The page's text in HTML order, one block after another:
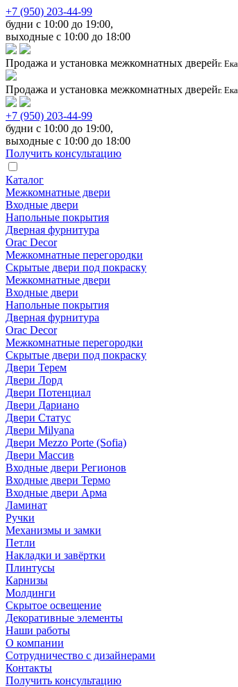
+7 (950) 203-44-99
будни с 10:00 до 19:00,
выходные с 10:00 до 18:00
Продажа и установка межкомнатных дверейг.
Продажа и установка межкомнатных дверейг.
+7 (950) 203-44-99
будни с 10:00 до 19:00,
выходные с 10:00 до 18:00
Получить консультацию
Каталог
Межкомнатные двери
Входные двери
Напольные покрытия
Дверная фурнитура
Orac Decor
Межкомнатные перегородки
Скрытые двери под покраскy
Межкомнатные двери
Входные двери
Напольные покрытия
Дверная фурнитура
Orac Decor
Межкомнатные перегородки
Скрытые двери под покраскy
Двери Терем
Двери Лорд
Двери Потенциал
Двери Дариано
Двери Статус
Двери Milyana
Двери Mezzo Porte (Sofia)
Двери Массив
Входные двери Регионов
Входные двери Термо
Входные двери Арма
Ламинат
Ручки
Механизмы и замки
Петли
Накладки и завёртки
Плинтусы
Карнизы
Молдинги
Скрытое освещение
Декоративные элементы
Наши работы
О компании
Сотрудничество с дизайнерами
Контакты
Получить консультацию